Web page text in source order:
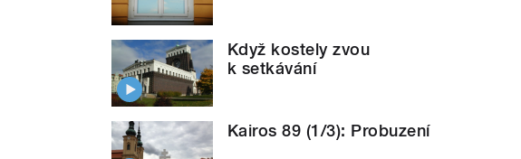
Když kostely zvou
k setkávání
Kairos 89 (1/3): Probuzení